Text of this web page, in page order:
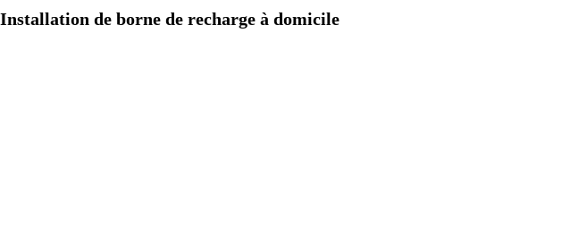
Installation de borne de recharge à domicile